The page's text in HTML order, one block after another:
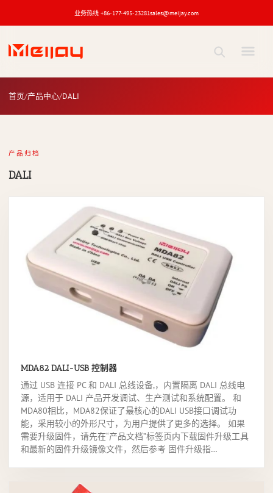
业务热线 +86-177-495-23281sales@meijay.com
首页 产品中心 DALI
产品归档
DALI
MDA82 DALI-USB 控制器
通过 USB 连接 PC 和 DALI 总线设备,，内置隔离 DALI 总线电
源，适用于 DALI 产品开发调试、生产测试和系统配置。 和
MDA80相比，MDA82保证了最核心的DALI USB接口调试功
能，采用较小的外形尺寸，为用户提供了更多的选择。 如果
需要升级固件，请先在“产品文档”标签页内下载固件升级工具
和最新的固件升级镜像文件，然后参考 固件升级指…